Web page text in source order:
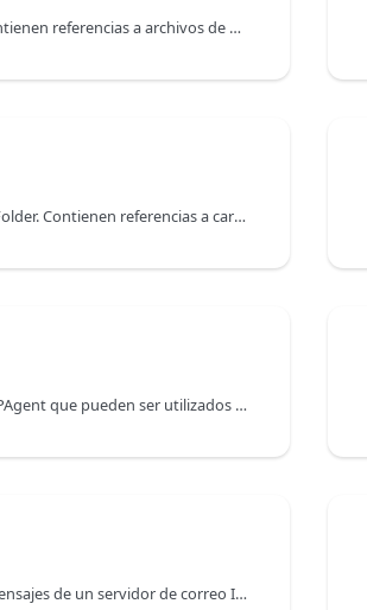
Los objetos File se crean con el comando File. Contienen referencias a archivos de disco que pueden o no existir realmente en el disco. Por ejemplo, cuando ejecuta el comando File para crear un nuevo archivo, se crea un objeto File válido pero en realidad nada se guarda en el disco hasta que se llama a la función file.create( ).
Los objetos Folder son creados con el comando Folder. Contienen referencias a carpetas que pueden o no existir realmente en el disco. Por ejemplo, cuando ejecuta el comando Folder para crear una nueva carpeta, se crea un objeto Folder válido, pero en realidad no se almacena nada en el disco hasta que llame a la función folder.create().
La clase HTTPAgent permite manejar objetosHTTPAgent que pueden ser utilizados para gestionar la persistencia y reutilización de conexiones a servidores utilizando la clase HTTPRequest.
La clase IMAPTransporter le permite recuperar mensajes de un servidor de correo IMAP.